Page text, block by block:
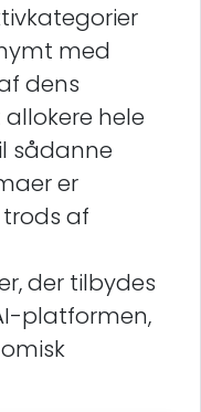
med
dens
hele
sådanne
er
af
der tilbydes
platformen,